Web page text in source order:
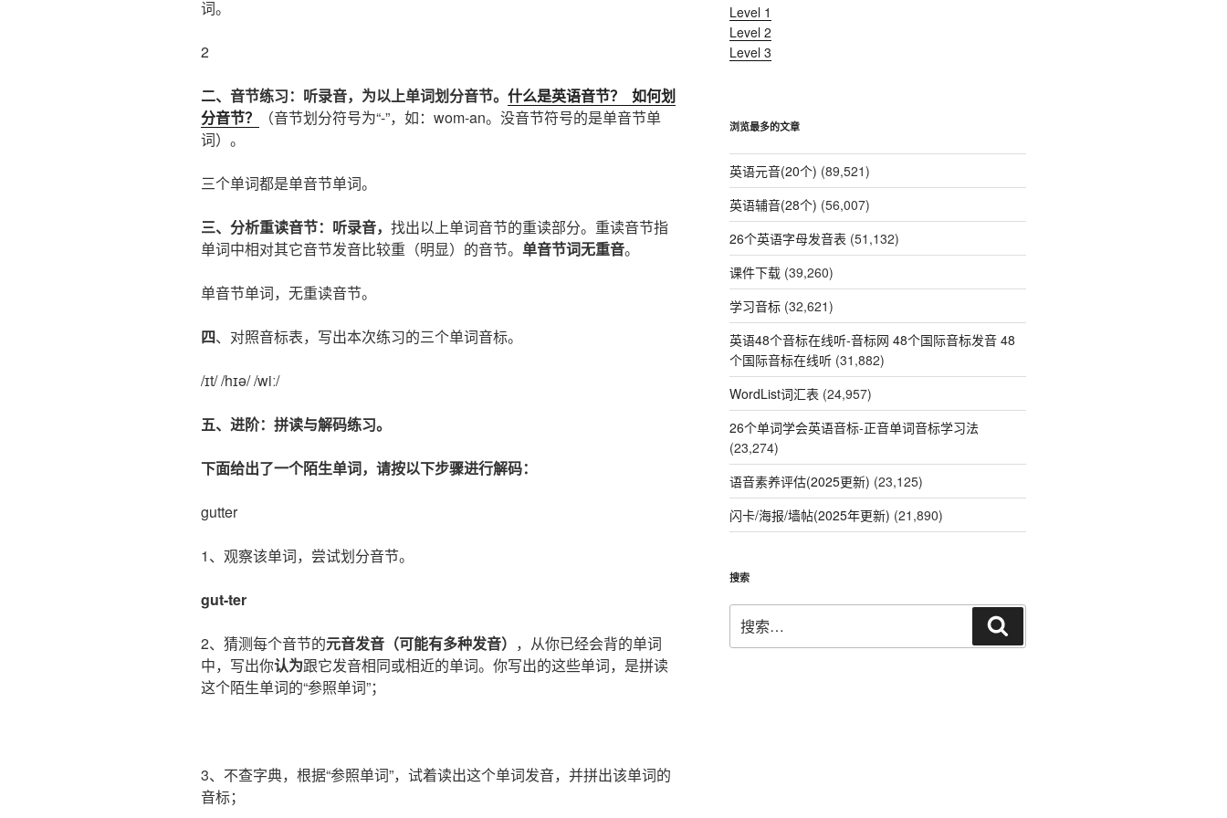
词。
2
二、音节练习：听录音，为以上单词划分音节。 什么是英语音节？ 如何划
分音节？
（音节划分符号为“-”，如：wom-an。没音节符号的是单音节单
词）。
三个单词都是单音节单词。
三、分析重读音节：听录音， 找出以上单词音节的重读部分。重读音节指
单词中相对其它音节发音比较重（明显）的音节。 单音节词无重音。
单音节单词，无重读音节。
四、对照音标表，写出本次练习的三个单词音标。
/ɪt/ /hɪə/ /wiː/
五、进阶：拼读与解码练习。
下面给出了一个陌生单词，请按以下步骤进行解码：
gutter
1、观察该单词，尝试划分音节。
gut-ter
2、猜测每个音节的元音发音（可能有多种发音） ，从你已经会背的单词
中，写出你认为跟它发音相同或相近的单词。你写出的这些单词，是拼读
这个陌生单词的“参照单词”；
3、不查字典，根据“参照单词”，试着读出这个单词发音，并拼出该单词的
音标；
Level 1
Level 2
Level 3
浏览最多的文章
英语元音(20个) (89,521)
英语辅音(28个) (56,007)
26个英语字母发音表 (51,132)
课件下载 (39,260)
学习音标 (32,621)
英语48个音标在线听-音标网 48个国际音标发音 48
个国际音标在线听 (31,882)
WordList词汇表 (24,957)
26个单词学会英语音标-正音单词音标学习法
(23,274)
语音素养评估(2025更新) (23,125)
闪卡/海报/墙帖(2025年更新) (21,890)
搜索
索：
索